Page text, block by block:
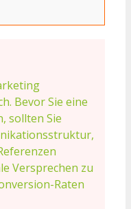
Bevor Sie eine
sollten Sie
Versprechen zu
Raten